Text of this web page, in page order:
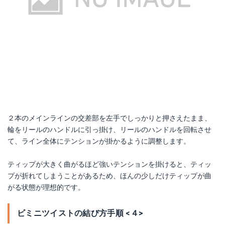
２本のメインラインの交差部を左手でしっかりと押さえたまま、
輪をリールのハンドルに引っ掛け、リールのハンドルを回転させ
て、ライン全体にテンションが掛かるように調整します。
ティップが大きく曲がるほど強いテンションを掛けると、ティッ
プが折れてしまうことがあるため、ほんの少しだけティップが曲
がる状態が理想的です。
ビミニツイストの結び方手順 <４>